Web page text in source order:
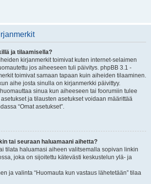
ja tilaamisella?
kirjanmerkit toimivat kuten internet-selaimen
jos aiheeseen tuli päivitys. phpBB 3.1 -
toimivat samaan tapaan kuin aiheiden tilaaminen.
aihe josta sinulla on kirjanmerkki päivittyy.
sinua kun aiheeseen tai foorumiin tulee
ja tilausten asetukset voidaan määrittää
“Omat asetukset”.
tai seuraan haluamaani aihetta?
tilata haluamasi aiheen valitsemalla sopivan linkin
joka on sijoitettu kätevästi keskustelun ylä- ja
ja valinta “Huomauta kun vastaus lähetetään” tilaa